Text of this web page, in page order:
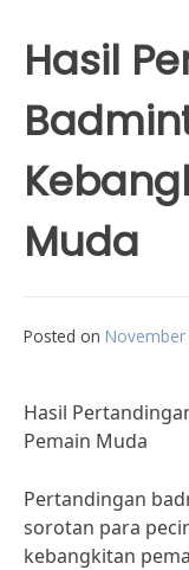
Hasil
Muda
Posted on
Hasil
Pemain Muda
Pertandingan
sorotan para
kebangkitan